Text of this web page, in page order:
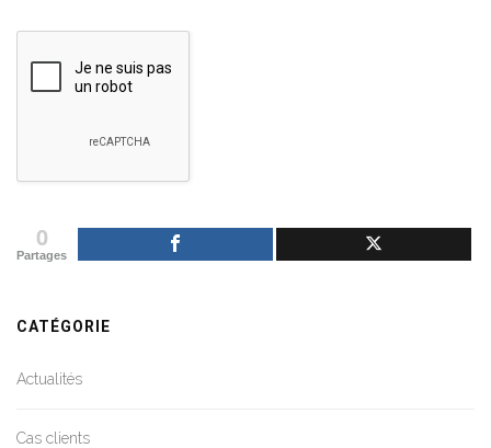
0
Partages
CATÉGORIE
Actualités
Cas clients